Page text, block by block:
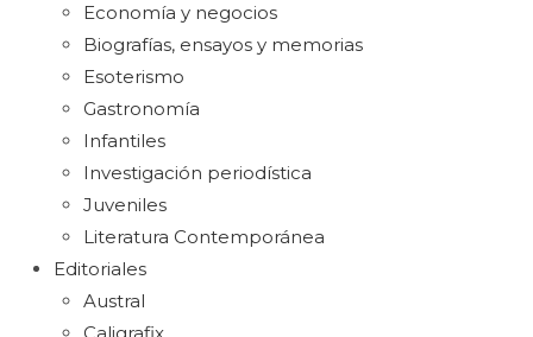
Economía y negocios
Biografías, ensayos y memorias
Esoterismo
Gastronomía
Infantiles
Investigación periodística
Juveniles
Literatura Contemporánea
Editoriales
Austral